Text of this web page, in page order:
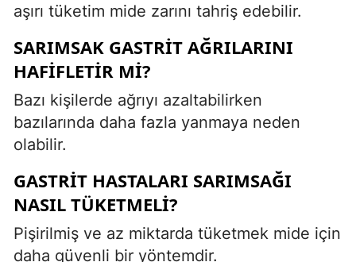
aşırı tüketim mide zarını tahriş edebilir.
SARIMSAK GASTRIT AĞRILARINI
HAFIFLETIR MI?
Bazı kişilerde ağrıyı azaltabilirken
bazılarında daha fazla yanmaya neden
olabilir.
GASTRIT HASTALARI SARIMSAĞI
NASIL TÜKETMELI?
Pişirilmiş ve az miktarda tüketmek mide için
daha güvenli bir yöntemdir.